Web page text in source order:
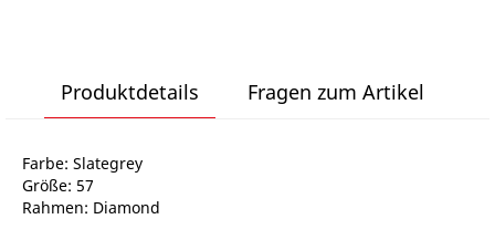
Produktdetails Fragen zum Artikel
Farbe: Slategrey
Größe: 57
Rahmen: Diamond